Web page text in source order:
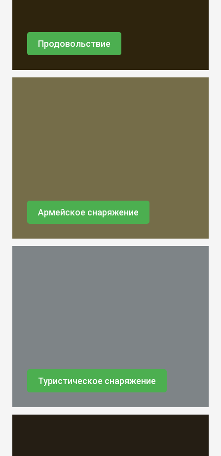
Продовольствие
Армейское снаряжение
Туристическое снаряжение